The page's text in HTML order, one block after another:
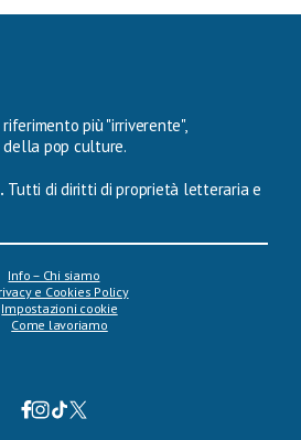
più "irriverente",
della pop culture.
Tutti di diritti di proprietà letteraria e
Info – Chi siamo
e Cookies Policy
Impostazioni cookie
Come lavoriamo